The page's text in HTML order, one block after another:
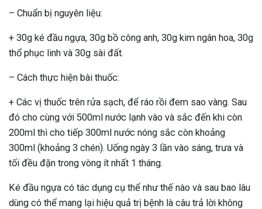
– Chuẩn bị nguyên liệu:
+ 30g ké đầu ngựa, 30g bồ công anh, 30g kim ngân hoa, 30g
thổ phục linh và 30g sài đất.
– Cách thực hiện bài thuốc:
+ Các vị thuốc trên rửa sạch, để ráo rồi đem sao vàng. Sau
đó cho cùng với 500ml nước lạnh vào và sắc đến khi còn
200ml thì cho tiếp 300ml nước nóng sắc còn khoảng
300ml (khoảng 3 chén). Uống ngày 3 lần vào sáng, trưa và
tối đều đặn trong vòng ít nhất 1 tháng.
Ké đầu ngựa có tác dụng cụ thể như thế nào và sau bao lâu
dùng có thể mang lại hiệu quả trị bệnh là câu trả lời không